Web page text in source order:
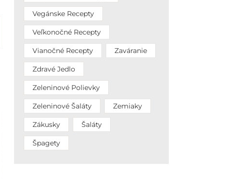
Vegánske Recepty
Veľkonočné Recepty
Vianočné Recepty Zaváranie
Zdravé Jedlo
Zeleninové Polievky
Zeleninové Šaláty Zemiaky
Zákusky Šaláty
Špagety